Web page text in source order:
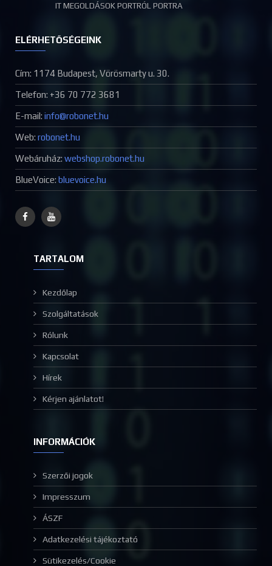
IT MEGOLDÁSOK PORTRÓL PORTRA
ELÉRHETŐSÉGEINK
Cím: 1174 Budapest, Vörösmarty u. 30.
Telefon: +36 70 772 3681
E-mail:
Web: robonet.hu
Webáruház: webshop.robonet.hu
BlueVoice: bluevoice.hu
TARTALOM
Kezdőlap
Szolgáltatások
Rólunk
Kapcsolat
Hírek
Kérjen ajánlatot!
INFORMÁCIÓK
Szerzői jogok
Impresszum
ÁSZF
Adatkezelési tájékoztató
Sütikezelés/Cookie